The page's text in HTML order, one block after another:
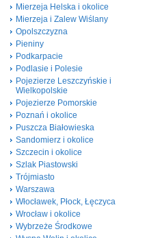
Mierzeja Helska i okolice
Mierzeja i Zalew Wiślany
Opolszczyzna
Pieniny
Podkarpacie
Podlasie i Polesie
Pojezierze Leszczyńskie i
Wielkopolskie
Pojezierze Pomorskie
Poznań i okolice
Puszcza Białowieska
Sandomierz i okolice
Szczecin i okolice
Szlak Piastowski
Trójmiasto
Warszawa
Włocławek, Płock, Łęczyca
Wrocław i okolice
Wybrzeże Środkowe